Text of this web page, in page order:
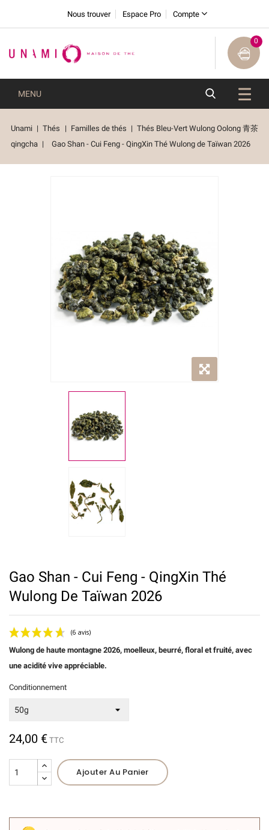
Nous trouver Espace Pro Compte
0
MENU
Unami Thés Familles de thés
Thés Bleu-Vert Wulong Oolong 青茶
qingcha
Gao Shan - Cui Feng - QingXin Thé Wulong de Taïwan 2026
Gao Shan - Cui Feng - QingXin Thé
Wulong De Taïwan 2026
Wulong de haute montagne 2026, moelleux, beurré, floral et fruité, avec
une acidité vive appréciable.
Conditionnement
24,00 € TTC
Ajouter Au Panier